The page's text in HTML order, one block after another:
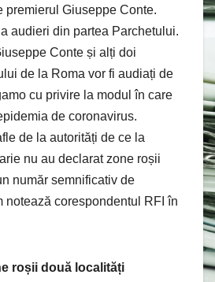
premierul Giuseppe Conte.
audieri din partea Parchetului.
Conte și alți doi
de la Roma vor fi audiați de
cu privire la modul în care
de coronavirus.
de la autorități de ce la
nu au declarat zone roșii
număr semnificativ de
notează corespondentul RFI în
roșii două localități